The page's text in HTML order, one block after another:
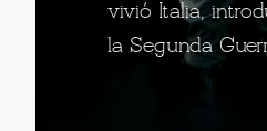
vivió Italia,
la Segunda